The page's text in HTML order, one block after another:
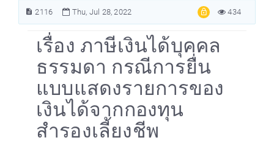
2116 Thu, Jul 28, 2022 434
เรื่อง ภาษีเงินได้บุคคล
ธรรมดา กรณีการยื่น
แบบแสดงรายการของ
เงินได้จากกองทุน
สำรองเลี้ยงชีพ